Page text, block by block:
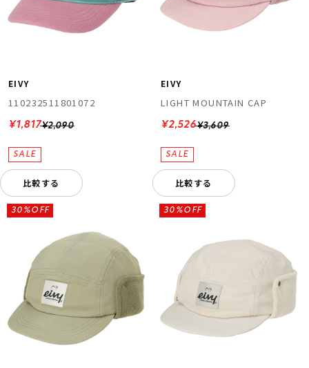
EIVY
110232511801072
¥2,090
¥1,817
比較する
EIVY
LIGHT MOUNTAIN CAP
¥3,609
¥2,526
比較する
30%OFF 30%OFF